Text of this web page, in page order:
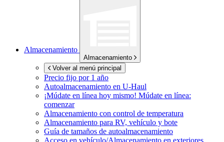
Almacenamiento
Almacenamiento
Volver al menú principal
Precio fijo por 1 año
Autoalmacenamiento en U-Haul
¡Múdate en línea hoy mismo! Múdate en línea:
comenzar
Almacenamiento con control de temperatura
Almacenamiento para RV, vehículo y bote
Guía de tamaños de autoalmacenamiento
Acceso en vehículo/Almacenamiento en exteriores